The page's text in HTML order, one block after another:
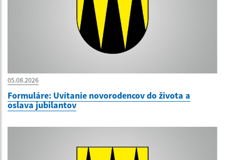
05.08.2026
Formuláre: Uvítanie novorodencov do života a
oslava jubilantov